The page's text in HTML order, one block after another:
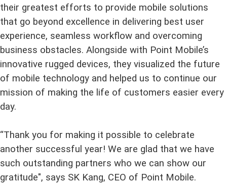
their greatest efforts to provide mobile solutions
that go beyond excellence in delivering best user
experience, seamless workflow and overcoming
business obstacles. Alongside with Point Mobile’s
innovative rugged devices, they visualized the future
of mobile technology and helped us to continue our
mission of making the life of customers easier every
day.
“Thank you for making it possible to celebrate
another successful year! We are glad that we have
such outstanding partners who we can show our
gratitude", says SK Kang, CEO of Point Mobile.